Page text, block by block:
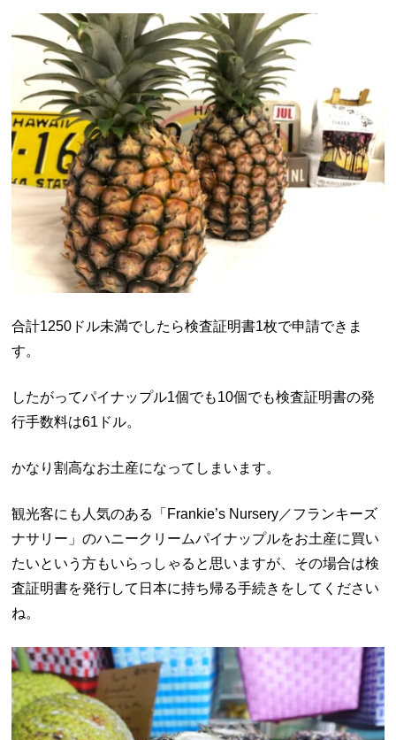
合計1250ドル未満でしたら検査証明書1枚で申請できま
す。
したがってパイナップル1個でも10個でも検査証明書の発
行手数料は61ドル。
かなり割高なお土産になってしまいます。
観光客にも人気のある「 Frankie’s Nursery／フランキーズ
ナサリー」のハニークリームパイナップルをお土産に買い
たいという方もいらっしゃると思いますが、その場合は検
査証明書を発行して日本に持ち帰る手続きをしてください
ね。